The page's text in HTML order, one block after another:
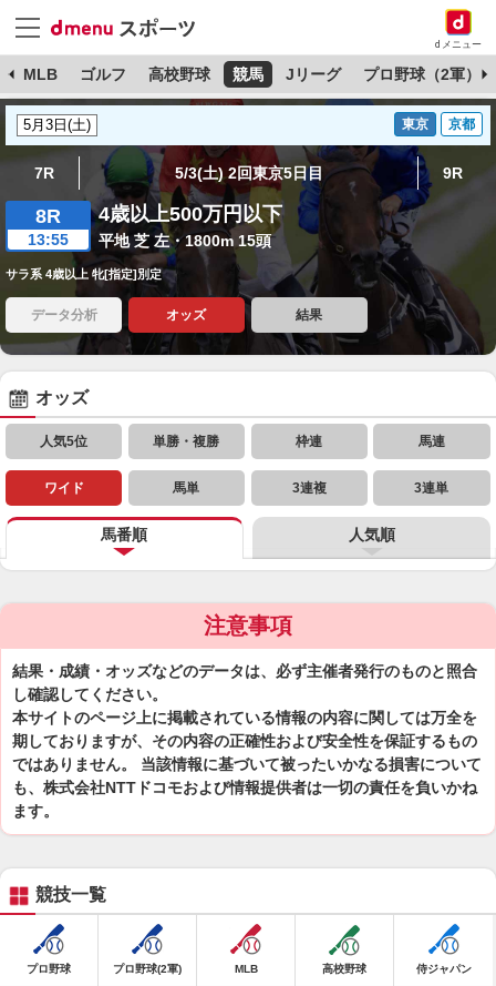
dメニュー
MLB ゴルフ 高校野球 競馬 Jリーグ プロ野球（2軍）
東京 京都
7R 5/3(土) 2回東京5日目 9R
8R
13:55
4歳以上500万円以下
平地 芝 左・1800m 15頭
サラ系 4歳以上 牝[指定]別定
データ分析 オッズ 結果
オッズ
人気5位 単勝・複勝 枠連 馬連
ワイド 馬単 3連複 3連単
馬番順 人気順
注意事項
結果・成績・オッズなどのデータは、必ず主催者発行のものと照合
し確認してください。
本サイトのページ上に掲載されている情報の内容に関しては万全を
期しておりますが、その内容の正確性および安全性を保証するもの
ではありません。 当該情報に基づいて被ったいかなる損害について
も、株式会社NTTドコモおよび情報提供者は一切の責任を負いかね
ます。
競技一覧
プロ野球 プロ野球(2軍) MLB 高校野球 侍ジャパン